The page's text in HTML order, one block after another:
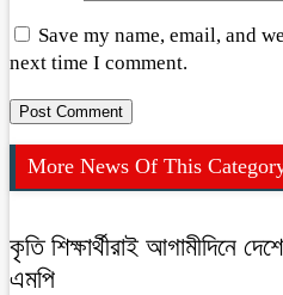
Save my name, email, and
next time I comment.
More News Of This
কৃতি শিক্ষার্থীরাই আগামীদিনে
এমপি